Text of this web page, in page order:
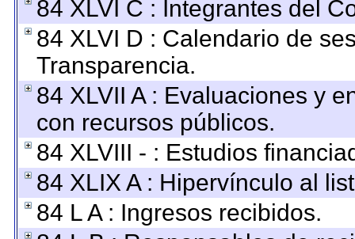
84 XLVI C : Integrantes del
84 XLVI D : Calendario de
Transparencia.
84 XLVII A : Evaluaciones y
con recursos públicos.
84 XLVIII - : Estudios
84 XLIX A : Hipervínculo al
84 L A : Ingresos recibidos.